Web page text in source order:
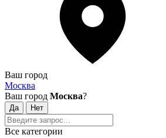
Ваш город
Москва
Ваш город Москва?
Все категории